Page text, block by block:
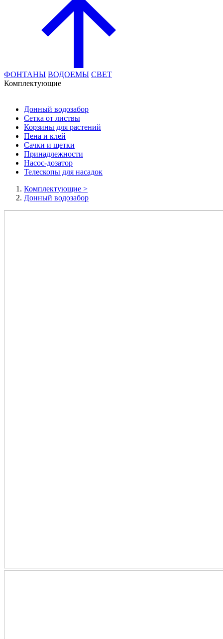
ФОНТАНЫ ВОДОЕМЫ СВЕТ
Комплектующие
Донный водозабор
Сетка от листвы
Корзины для растений
Пена и клей
Сачки и щетки
Принадлежности
Насос-дозатор
Телескопы для насадок
Комплектующие >
Донный водозабор